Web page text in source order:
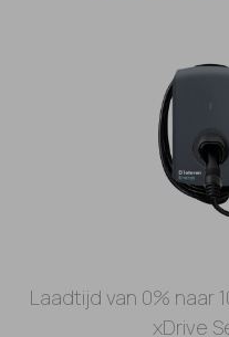
Laadtijd van 0% naar
xDrive